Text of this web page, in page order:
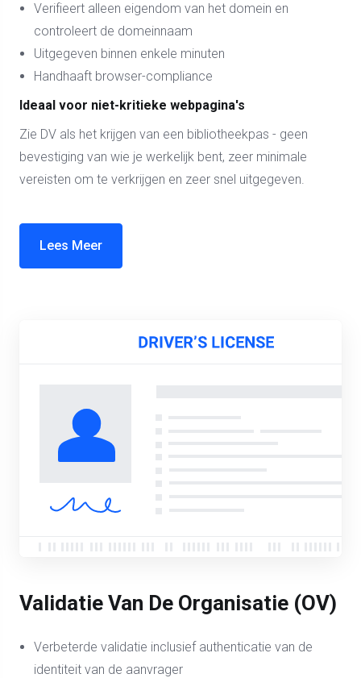
Verifieert alleen eigendom van het domein en
controleert de domeinnaam
Uitgegeven binnen enkele minuten
Handhaaft browser-compliance
Ideaal voor niet-kritieke webpagina's
Zie DV als het krijgen van een bibliotheekpas - geen
bevestiging van wie je werkelijk bent, zeer minimale
vereisten om te verkrijgen en zeer snel uitgegeven.
Lees Meer
Validatie Van De Organisatie (OV)
Verbeterde validatie inclusief authenticatie van de
identiteit van de aanvrager